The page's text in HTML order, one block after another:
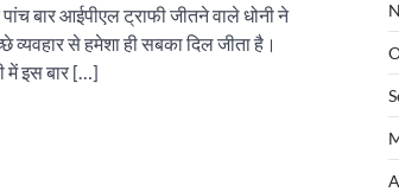
बार आईपीएल ट्राफी जीतने वाले धोनी ने
व्यवहार से हमेशा ही सबका दिल जीता है।
में इस बार […]